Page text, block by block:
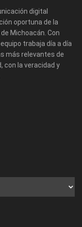
digital
oportuna de la
Michoacán. Con
trabaja día a día
más relevantes de
con la veracidad y